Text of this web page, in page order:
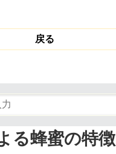
戻る
る蜂蜜の特徴